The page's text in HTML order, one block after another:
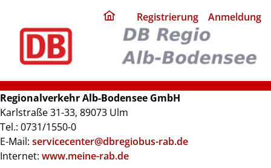
home
page
Registrierung Anmeldung
Regionalverkehr Alb-Bodensee GmbH
Karlstraße 31-33, 89073 Ulm
Tel.: 0731/1550-0
E-Mail: servicecenter@dbregiobus-rab.de
Internet: www.meine-rab.de